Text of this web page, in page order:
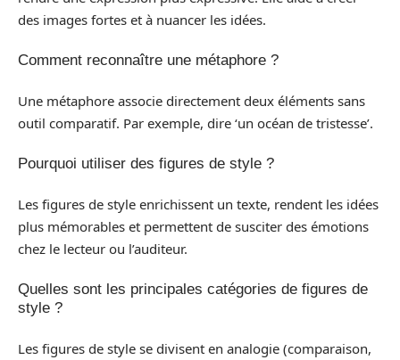
des images fortes et à nuancer les idées.
Comment reconnaître une métaphore ?
Une métaphore associe directement deux éléments sans
outil comparatif. Par exemple, dire ‘un océan de tristesse’.
Pourquoi utiliser des figures de style ?
Les figures de style enrichissent un texte, rendent les idées
plus mémorables et permettent de susciter des émotions
chez le lecteur ou l’auditeur.
Quelles sont les principales catégories de figures de
style ?
Les figures de style se divisent en analogie (comparaison,